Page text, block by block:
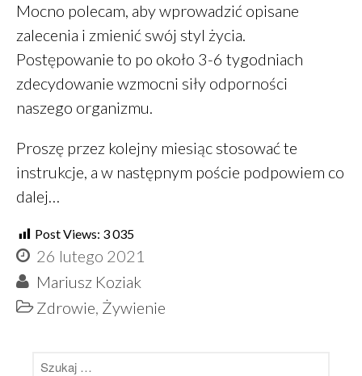
Mocno polecam, aby wprowadzić opisane
zalecenia i zmienić swój styl życia.
Postępowanie to po około 3-6 tygodniach
zdecydowanie wzmocni siły odporności
naszego organizmu.
Proszę przez kolejny miesiąc stosować te
instrukcje, a w następnym poście podpowiem co
dalej…
Post Views: 3 035
26 lutego 2021
Mariusz Koziak
Zdrowie, Żywienie